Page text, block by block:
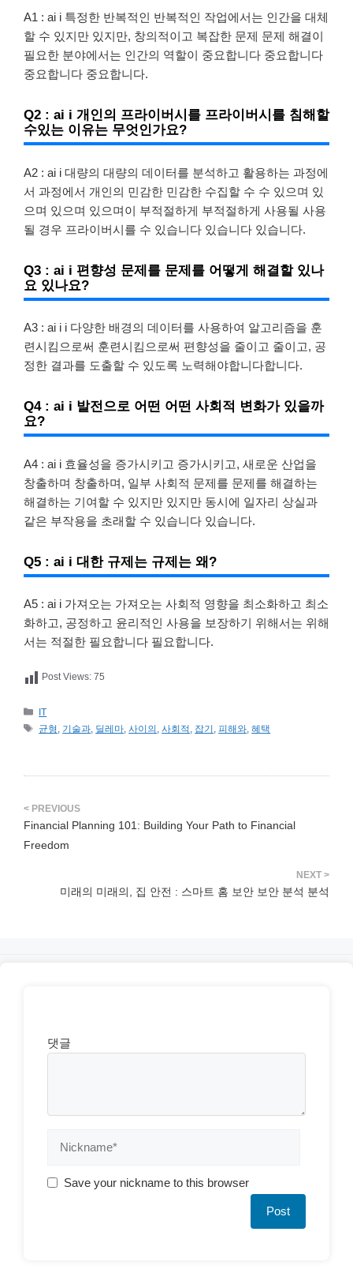
A1 : ai i 특정한 반복적인 반복적인 작업에서는 인간을 대체
할 수 있지만 있지만, 창의적이고 복잡한 문제 문제 해결이
필요한 분야에서는 인간의 역할이 중요합니다 중요합니다
중요합니다 중요합니다.
Q2 : ai i 개인의 프라이버시를 프라이버시를 침해할
수있는 이유는 무엇인가요?
A2 : ai i 대량의 대량의 데이터를 분석하고 활용하는 과정에
서 과정에서 개인의 민감한 민감한 수집할 수 수 있으며 있
으며 있으며 있으며이 부적절하게 부적절하게 사용될 사용
될 경우 프라이버시를 수 있습니다 있습니다 있습니다.
Q3 : ai i 편향성 문제를 문제를 어떻게 해결할 있나
요 있나요?
A3 : ai i i 다양한 배경의 데이터를 사용하여 알고리즘을 훈
련시킴으로써 훈련시킴으로써 편향성을 줄이고 줄이고, 공
정한 결과를 도출할 수 있도록 노력해야합니다합니다.
Q4 : ai i 발전으로 어떤 어떤 사회적 변화가 있을까
요?
A4 : ai i 효율성을 증가시키고 증가시키고, 새로운 산업을
창출하며 창출하며, 일부 사회적 문제를 문제를 해결하는
해결하는 기여할 수 있지만 있지만 동시에 일자리 상실과
같은 부작용을 초래할 수 있습니다 있습니다.
Q5 : ai i 대한 규제는 규제는 왜?
A5 : ai i 가져오는 가져오는 사회적 영향을 최소화하고 최소
화하고, 공정하고 윤리적인 사용을 보장하기 위해서는 위해
서는 적절한 필요합니다 필요합니다.
Post Views: 75
카
테
IT
태
균형 기술과 딜레마 ,사이의 ,사회적 잡기 ,피해와 ,혜택
Financial Planning 101: Building Your Path to Financial
Freedom
미래의 미래의, 집 안전 : 스마트 홈 보안 보안 분석 분석
댓글
Save your nickname to this browser